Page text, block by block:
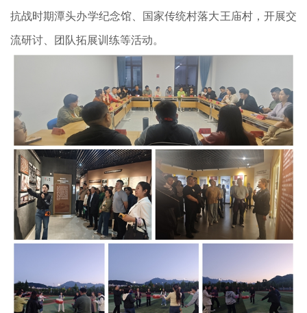
抗战时期潭头办学纪念馆、国家传统村落大王庙村，开展交
流研讨、团队拓展训练等活动。